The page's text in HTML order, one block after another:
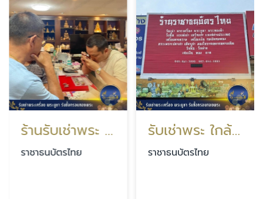
ร้านรับเช่าพระ อุดรธานี
ราชาธนบัตรไทย
รับเช่าพระ ใกล้ฉัน
ราชาธนบัตรไทย